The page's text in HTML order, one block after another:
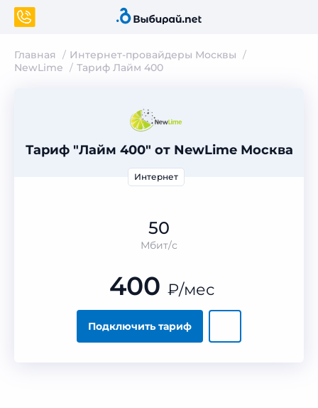
Главная
Интернет-провайдеры Москвы
NewLime
Тариф Лайм 400
Тариф "Лайм 400" от NewLime Москва
Интернет
50
Мбит/с
Подключить тариф
400 ₽/мес